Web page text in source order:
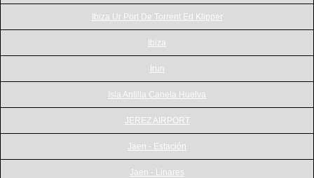
Ibiza Ur Port De Torrent Ed Klipper
Ibiza
Irun
Isla Antilla Canela Huelva
JEREZ AIRPORT
Jaen - Estación
Jaen - Linares